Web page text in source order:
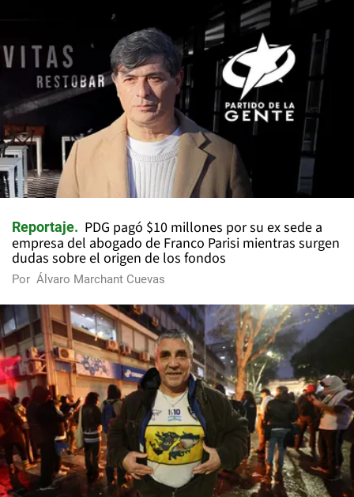
Reportaje
PDG pagó $10 millones por su ex sede a
empresa del abogado de Franco Parisi mientras surgen
dudas sobre el origen de los fondos
Por Álvaro Marchant Cuevas